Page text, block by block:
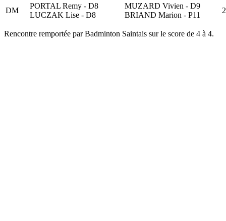
DM
PORTAL Remy - D8
LUCZAK Lise - D8
MUZARD Vivien - D9
BRIAND Marion - P11
Rencontre remportée par Badminton Saintais sur le score de 4 à 4.